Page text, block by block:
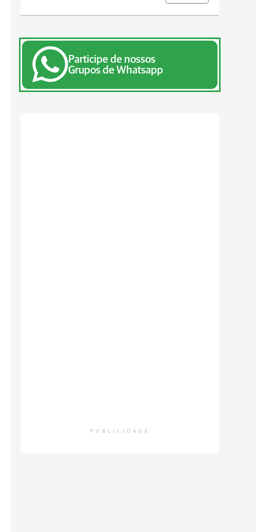
Participe de nossos
Grupos de Whatsapp
PUBLICIDADE